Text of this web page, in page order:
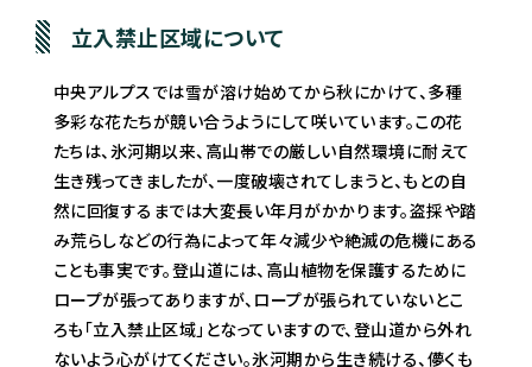
立入禁止区域について
中央アルプスでは雪が溶け始めてから秋にかけて、多種
多彩な花たちが競い合うようにして咲いています。この花
たちは、氷河期以来、高山帯での厳しい自然環境に耐えて
生き残ってきましたが、一度破壊されてしまうと、もとの自
然に回復するまでは大変長い年月がかかります。盗採や踏
み荒らしなどの行為によって年々減少や絶滅の危機にある
ことも事実です。登山道には、高山植物を保護するために
ロープが張ってありますが、ロープが張られていないとこ
ろも「立入禁止区域」となっていますので、登山道から外れ
ないよう心がけてください。氷河期から生き続ける、儚くも